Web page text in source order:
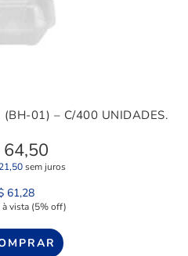
01) – C/400 UNIDADES.
64,50
21,50sem juros
61,28
vista (5% off)